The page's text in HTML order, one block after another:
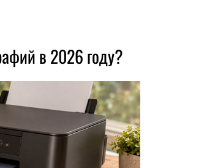
в 2026 году?